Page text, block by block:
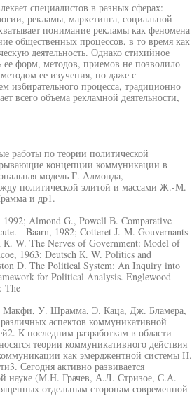
специалистов в разных сферах:
рекламы, маркетинга, социальной
понимание рекламы как феномена
общественных процессов, в то время как
деятельность. Однако стихийное
форм, методов, приемов не позволило
ее изучения, но даже с
избирательного процесса, традиционно
всего объема рекламной деятельности,
работы по теории политической
концепции коммуникации в
модель Г. Алмонда,
политической элитой и массами Ж.-М.
и др1.
Almond G., Powell В. Comparative
- Baarn, 1982; Cotteret J.-M. Gouvernants
W. The Nerves of Government: Model of
1963; Deutsch К. W. Politics and
D. The Political System: An Inquiry into
for Political Analysis. Englewood
The
Макфи, У. Шрамма, Э. Каца, Дж. Бламера,
аспектов коммуникативной
К последним разработкам в области
теории коммуникативного действия
как эмерджентной системы Н.
Сегодня активно развивается
науке (М.Н. Грачев, А.Л. Стризое, С.А.
отдельным сторонам современной